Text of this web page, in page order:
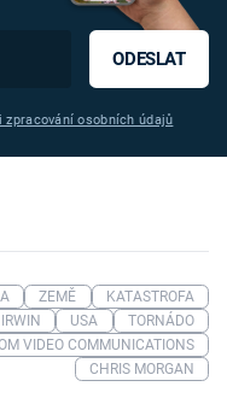
ODESLAT
zpracování osobních údajů
ZEMĚ
KATASTROFA
USA
TORNÁDO
VIDEO COMMUNICATIONS
CHRIS MORGAN